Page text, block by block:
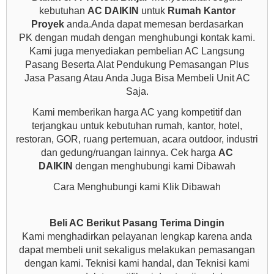
kebutuhan AC DAIKIN untuk Rumah Kantor
Proyekanda.Anda dapat memesan berdasarkan
PK dengan mudah dengan menghubungi kontak kami.
Kami juga menyediakan pembelian AC Langsung
Pasang Beserta Alat Pendukung Pemasangan Plus
Jasa Pasang Atau Anda Juga Bisa Membeli Unit AC
Saja.
Kami memberikan harga AC yang kompetitif dan
terjangkau untuk kebutuhan rumah, kantor, hotel,
restoran, GOR, ruang pertemuan, acara outdoor, industri
dan gedung/ruangan lainnya. Cek harga AC
DAIKIN dengan menghubungi kami Dibawah
Cara Menghubungi kami Klik Dibawah
Beli AC Berikut Pasang Terima Dingin
Kami menghadirkan pelayanan lengkap karena anda
dapat membeli unit sekaligus melakukan pemasangan
dengan kami. Teknisi kami handal, dan Teknisi kami